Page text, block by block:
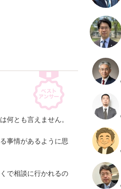
何とも言えません。
事情があるように思
で相談に行かれるの